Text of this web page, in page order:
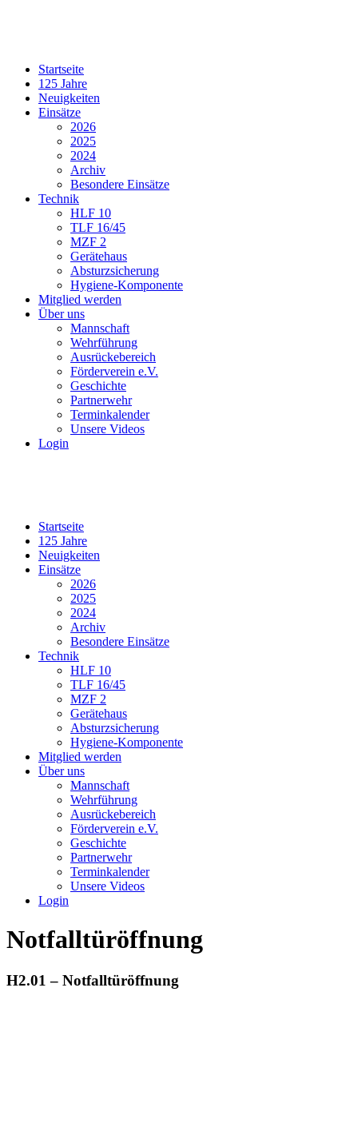
Startseite
125 Jahre
Neuigkeiten
Einsätze
2026
2025
2024
Archiv
Besondere Einsätze
Technik
HLF 10
TLF 16/45
MZF 2
Gerätehaus
Absturzsicherung
Hygiene-Komponente
Mitglied werden
Über uns
Mannschaft
Wehrführung
Ausrückebereich
Förderverein e.V.
Geschichte
Partnerwehr
Terminkalender
Unsere Videos
Login
Startseite
125 Jahre
Neuigkeiten
Einsätze
2026
2025
2024
Archiv
Besondere Einsätze
Technik
HLF 10
TLF 16/45
MZF 2
Gerätehaus
Absturzsicherung
Hygiene-Komponente
Mitglied werden
Über uns
Mannschaft
Wehrführung
Ausrückebereich
Förderverein e.V.
Geschichte
Partnerwehr
Terminkalender
Unsere Videos
Login
Notfalltüröffnung
H2.01 – Notfalltüröffnung